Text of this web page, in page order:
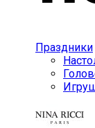
Праздники